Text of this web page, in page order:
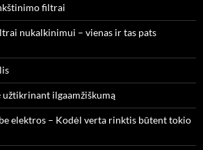
filtrai
nukalkinimui – vienas ir tas pats
ilgaamžiškumą
elektros – Kodėl verta rinktis būtent tokio